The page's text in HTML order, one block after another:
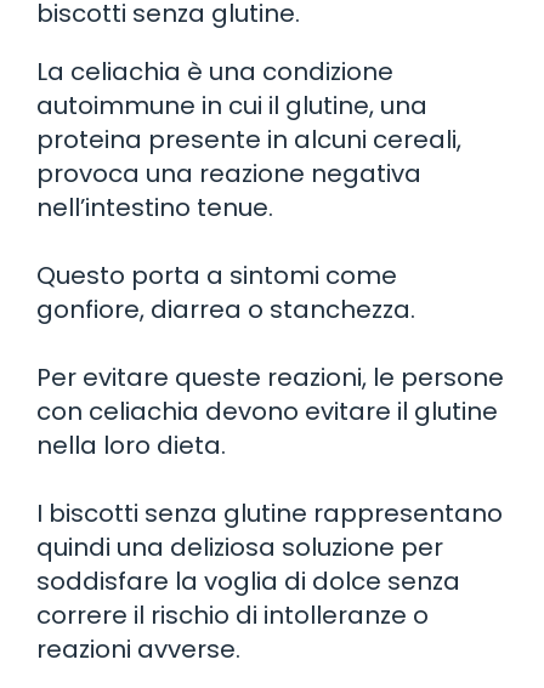
biscotti senza glutine.
La celiachia è una condizione
autoimmune in cui il glutine, una
proteina presente in alcuni cereali,
provoca una reazione negativa
nell’intestino tenue.
Questo porta a sintomi come
gonfiore, diarrea o stanchezza.
Per evitare queste reazioni, le persone
con celiachia devono evitare il glutine
nella loro dieta.
I biscotti senza glutine rappresentano
quindi una deliziosa soluzione per
soddisfare la voglia di dolce senza
correre il rischio di intolleranze o
reazioni avverse.